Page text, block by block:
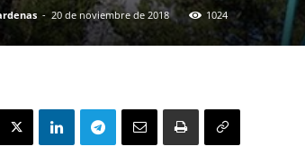
- 20 de noviembre de 2018 1024